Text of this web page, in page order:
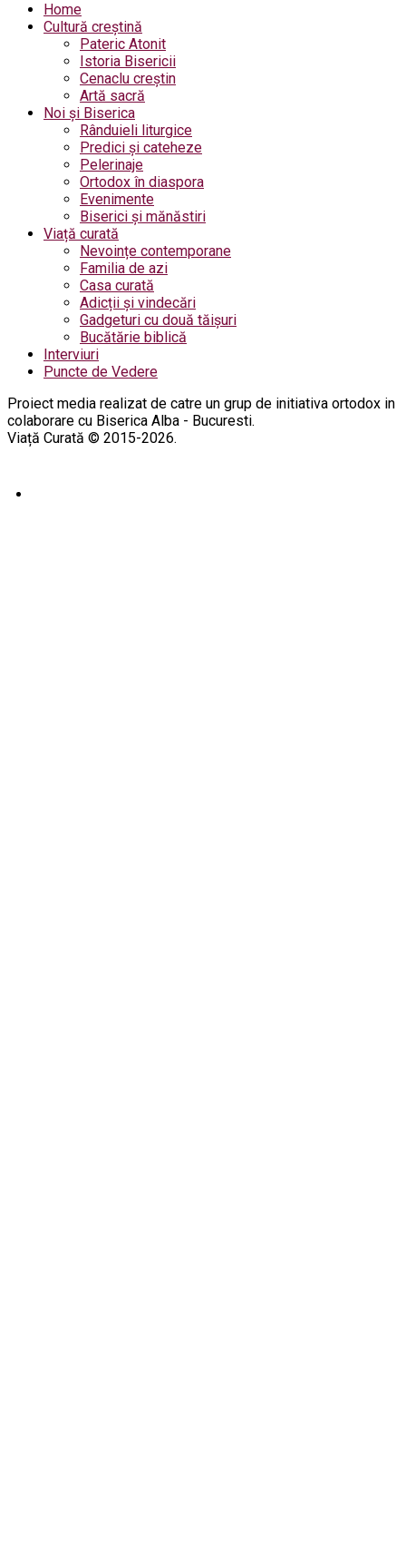
Home
Cultură creștină
Pateric Atonit
Istoria Bisericii
Cenaclu creștin
Artă sacră
Noi și Biserica
Rânduieli liturgice
Predici și cateheze
Pelerinaje
Ortodox în diaspora
Evenimente
Biserici și mănăstiri
Viață curată
Nevoințe contemporane
Familia de azi
Casa curată
Adicții și vindecări
Gadgeturi cu două tăișuri
Bucătărie biblică
Interviuri
Puncte de Vedere
Proiect media realizat de catre un grup de initiativa ortodox in
colaborare cu Biserica Alba - Bucuresti.
Viață Curată © 2015-2026.